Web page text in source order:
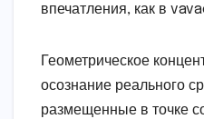
впечатления, как в
Геометрическое
осознание реального
размещенные в точке